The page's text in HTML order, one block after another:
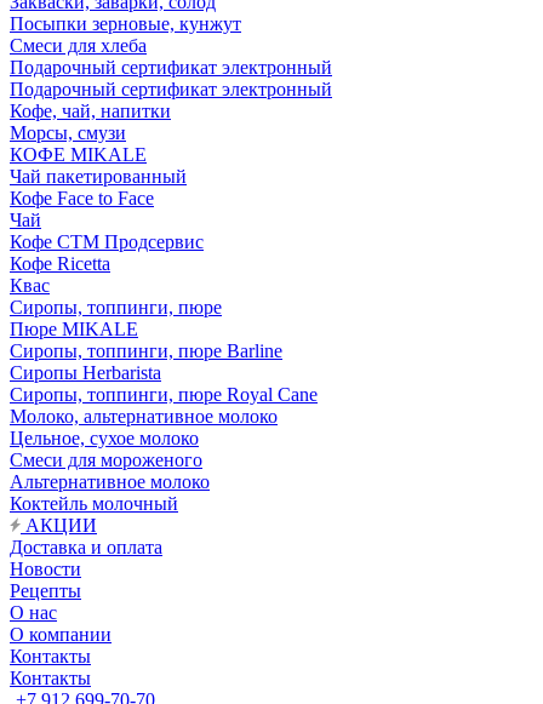
Посыпки зерновые, кунжут
Смеси для хлеба
Подарочный сертификат электронный
Подарочный сертификат электронный
Кофе, чай, напитки
Морсы, смузи
КОФЕ MIKALE
Чай пакетированный
Кофе Face to Face
Чай
Кофе СТМ Продсервис
Кофе Ricetta
Квас
Сиропы, топпинги, пюре
Пюре MIKALE
Сиропы, топпинги, пюре Barline
Сиропы Herbarista
Сиропы, топпинги, пюре Royal Cane
Молоко, альтернативное молоко
Цельное, сухое молоко
Смеси для мороженого
Альтернативное молоко
Коктейль молочный
АКЦИИ
Доставка и оплата
Новости
Рецепты
О нас
О компании
Контакты
Контакты
+7 912 699-70-70